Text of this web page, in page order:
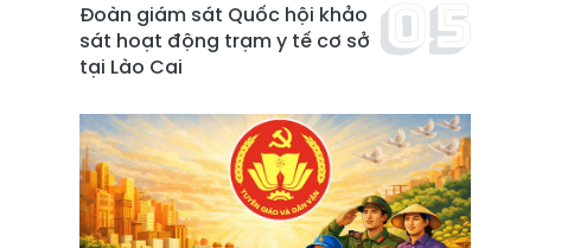
Đoàn giám sát Quốc hội khảo
sát hoạt động trạm y tế cơ sở
tại Lào Cai